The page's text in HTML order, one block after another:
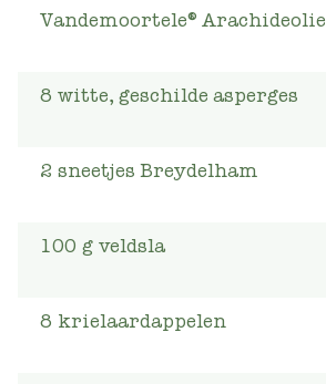
Vandemoortele® Arachideolie
8 witte, geschilde asperges
2 sneetjes Breydelham
100 g veldsla
8 krielaardappelen